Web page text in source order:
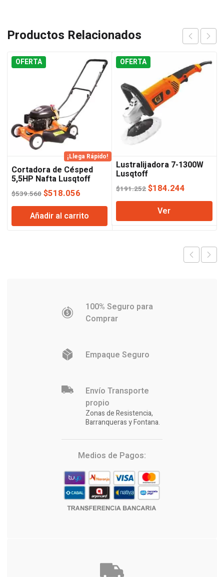
Productos Relacionados
OFERTA
¡Llega Rápido!
Cortadora de Césped
5,5HP Nafta Lusqtoff
$539.560 El
precio
original
era:
$518.056
precio
actual
es:
Añadir al carrito
OFERTA
Lustralijadora 7-1300W
Lusqtoff
$191.252El
precio
original
era:
$184.244
precio
es:
Ver
100% Seguro para
Comprar
Empaque Seguro
Envío Transporte
propio
Zonas de Resistencia,
Barranqueras y Fontana.
Medios de Pagos: